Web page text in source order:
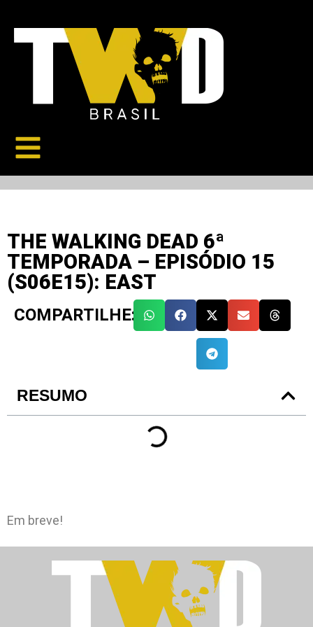
THE WALKING DEAD 6ª
TEMPORADA – EPISÓDIO 15
(S06E15): EAST
COMPARTILHE:
RESUMO
Em breve!